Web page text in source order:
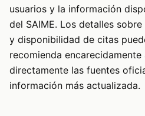
usuarios y la información
del SAIME. Los detalles
y disponibilidad de citas
recomienda
directamente las fuentes
información más actualizada.